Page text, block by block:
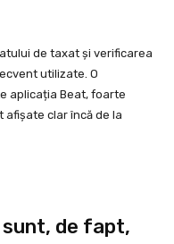
de taxat și verificarea
utilizate. O
aplicația Beat, foarte
afișate clar încă de la
sunt, de fapt,